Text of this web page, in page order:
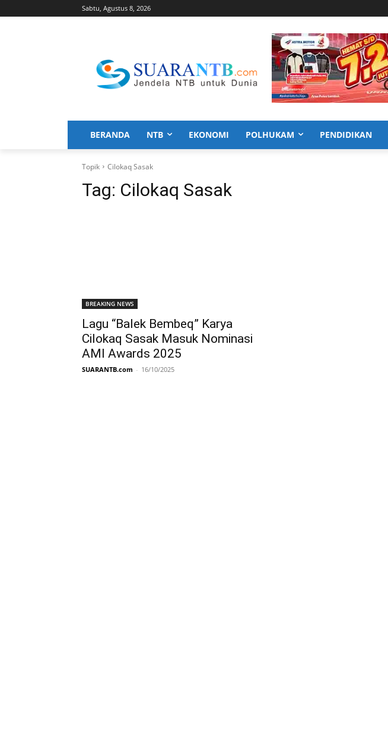
Sabtu, Agustus 8, 2026
BERANDA NTB EKONOMI POLHUKAM PENDIDIKAN
Topik Cilokaq Sasak
Tag: Cilokaq Sasak
BREAKING NEWS
Lagu “Balek Bembeq” Karya
Cilokaq Sasak Masuk Nominasi
AMI Awards 2025
SUARANTB.com - 16/10/2025